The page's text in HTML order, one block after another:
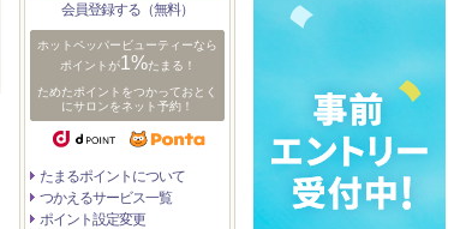
会員登録する（無料）
ホットペッパービューティーなら
ポイントが1%たまる！
ためたポイントをつかっておとく
にサロンをネット予約！
たまるポイントについて
つかえるサービス一覧
ポイント設定変更